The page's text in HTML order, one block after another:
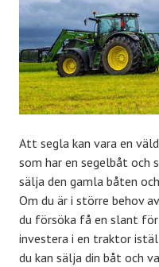
Att segla kan vara en
som har en segelbåt och
sälja den gamla båten
Om du är i större behov
du försöka få en slant
investera i en traktor
du kan sälja din båt och